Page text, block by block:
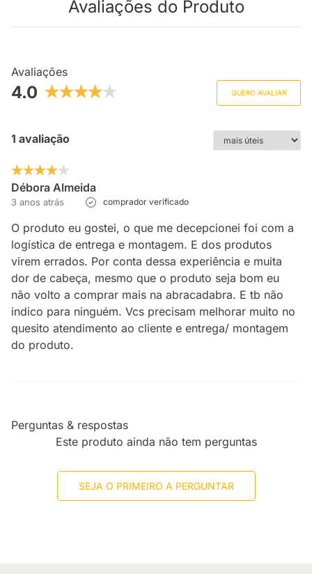
Avaliações do Produto
Avaliações
4.0 QUERO AVALIAR
1 avaliação
Débora Almeida
3 anos atrás comprador verificado
O produto eu gostei, o que me decepcionei foi com a
logística de entrega e montagem. E dos produtos
virem errados. Por conta dessa experiência e muita
dor de cabeça, mesmo que o produto seja bom eu
não volto a comprar mais na abracadabra. E tb não
indico para ninguém. Vcs precisam melhorar muito no
quesito atendimento ao cliente e entrega/ montagem
do produto.
Perguntas & respostas
Este produto ainda não tem perguntas
SEJA O PRIMEIRO A PERGUNTAR